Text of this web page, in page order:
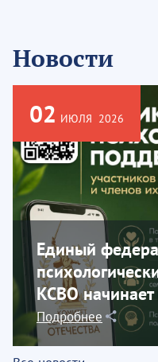
Новости
02 ИЮЛЯ 2026
Единый
КСВО начинает
социальной
Подробнее